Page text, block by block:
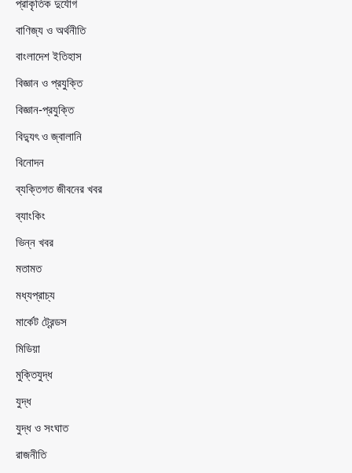
প্রাকৃতিক দুর্যোগ
বাণিজ্য ও অর্থনীতি
বাংলাদেশ ইতিহাস
বিজ্ঞান ও প্রযুক্তি
বিজ্ঞান-প্রযুক্তি
বিদ্যুৎ ও জ্বালানি
বিনোদন
ব্যক্তিগত জীবনের খবর
ব্যাংকিং
ভিন্ন খবর
মতামত
মধ্যপ্রাচ্য
মার্কেট ট্রেন্ডস
মিডিয়া
মুক্তিযুদ্ধ
যুদ্ধ
যুদ্ধ ও সংঘাত
রাজনীতি